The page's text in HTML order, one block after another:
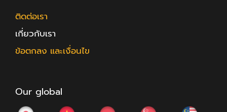
ติดต่อเรา
เกี่ยวกับเรา
ข้อตกลง และเงื่อนไข
Our global